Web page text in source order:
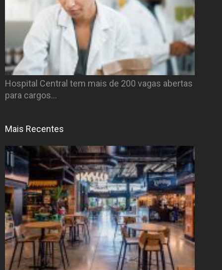
Hospital Central tem mais de 200 vagas abertas
para cargos…
Mais Recentes